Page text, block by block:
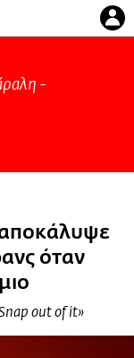
-
απoκάλυψε
όταν
out of it»